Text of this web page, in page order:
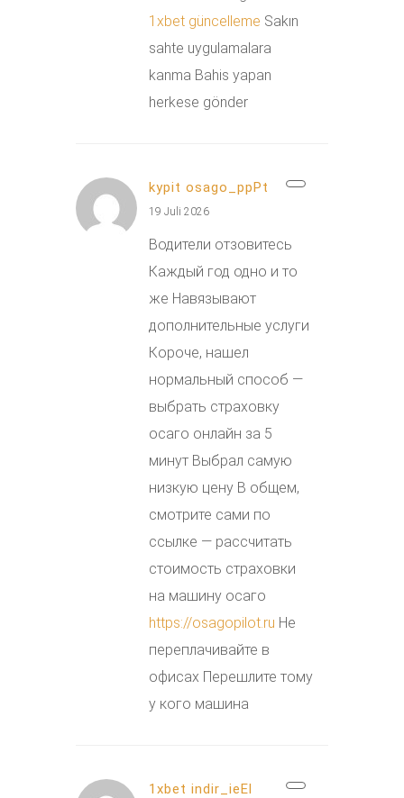
1xbet güncelleme Sakın
sahte uygulamalara
kanma Bahis yapan
herkese gönder
kypit osago_ppPt
19 Juli 2026
Водители отзовитесь
Каждый год одно и то
же Навязывают
дополнительные услуги
Короче, нашел
нормальный способ —
выбрать страховку
осаго онлайн за 5
минут Выбрал самую
низкую цену В общем,
смотрите сами по
ссылке — рассчитать
стоимость страховки
на машину осаго
https://osagopilot.ru Не
переплачивайте в
офисах Перешлите тому
у кого машина
1xbet indir_ieEl